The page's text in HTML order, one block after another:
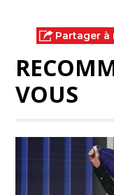
Partager à
VOUS